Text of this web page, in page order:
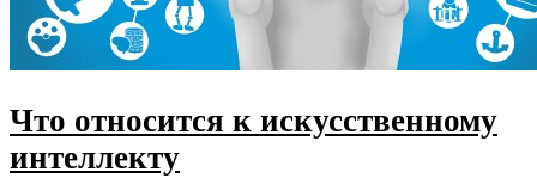
Что относится к искусственному
интеллекту